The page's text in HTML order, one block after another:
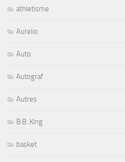
athletisme
Aurelio
Auto
Autograf
Autres
B.B. King
basket